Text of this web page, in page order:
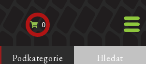
0
Podkategorie Hledat